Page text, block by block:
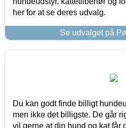
her for at se deres udvalg.
Se udvalget på
Du kan godt finde billigt
men ikke det billigste. De går
vil gerne at din hund og kat får